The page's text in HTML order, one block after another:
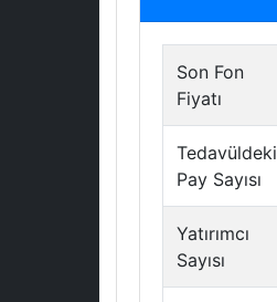
Son Fon
Fiyatı
Tedavüldeki
Pay Sayısı
Yatırımcı
Sayısı